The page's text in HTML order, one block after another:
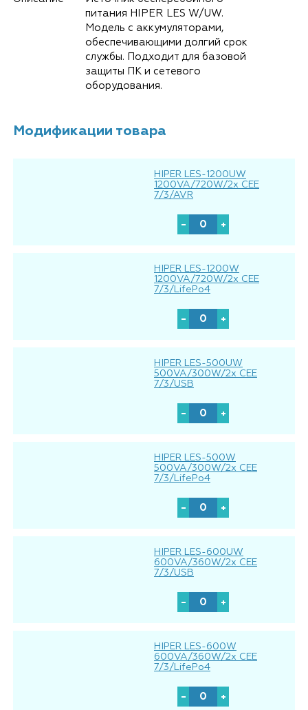
питания HIPER LES W/UW.
Модель с аккумуляторами,
обеспечивающими долгий срок
службы. Подходит для базовой
защиты ПК и сетевого
оборудования.
Модификации товара
HIPER LES-1200UW
1200VA/720W/2x CEE
7/3/AVR
HIPER LES-1200W
1200VA/720W/2x CEE
7/3/LifePo4
HIPER LES-500UW
500VA/300W/2x CEE
7/3/USB
HIPER LES-500W
500VA/300W/2x CEE
7/3/LifePo4
HIPER LES-600UW
600VA/360W/2x CEE
7/3/USB
HIPER LES-600W
600VA/360W/2x CEE
7/3/LifePo4